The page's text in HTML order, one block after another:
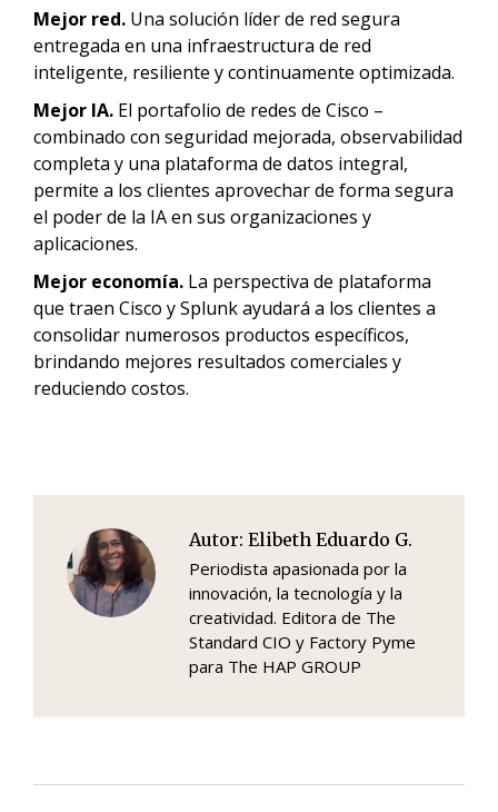
Mejor red. Una solución líder de red segura
entregada en una infraestructura de red
inteligente, resiliente y continuamente optimizada.
Mejor IA. El portafolio de redes de Cisco –
combinado con seguridad mejorada, observabilidad
completa y una plataforma de datos integral,
permite a los clientes aprovechar de forma segura
el poder de la IA en sus organizaciones y
aplicaciones.
Mejor economía. La perspectiva de plataforma
que traen Cisco y Splunk ayudará a los clientes a
consolidar numerosos productos específicos,
brindando mejores resultados comerciales y
reduciendo costos.
Autor: Elibeth Eduardo G.
Periodista apasionada por la
innovación, la tecnología y la
creatividad. Editora de The
Standard CIO y Factory Pyme
para The HAP GROUP